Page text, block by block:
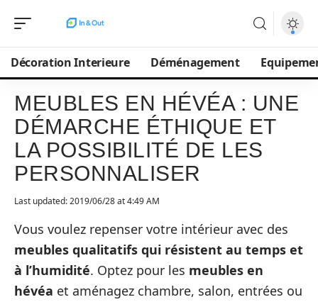
Décoration Interieure Déménagement
MEUBLES EN HÉVÉA : UNE
DÉMARCHE ÉTHIQUE ET
LA POSSIBILITÉ DE LES
PERSONNALISER
Last updated: 2019/06/28 at 4:49 AM
Vous voulez repenser votre intérieur avec des
meubles qualitatifs qui résistent au temps et
à l’humidité. Optez pour les meubles en
hévéa et aménagez chambre, salon, entrées ou